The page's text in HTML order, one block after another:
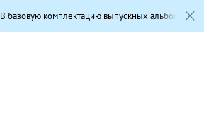
выпускных альбомов входит: